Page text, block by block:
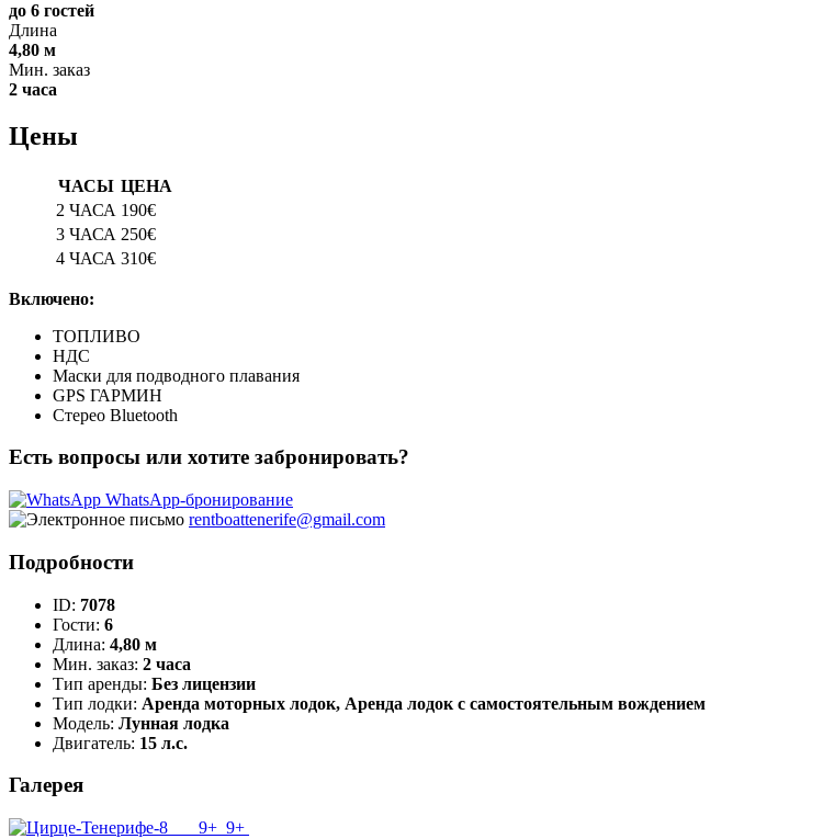
до 6 гостей
Длина
4,80 м
Мин. заказ
2 часа
Цены
ЧАСЫ ЦЕНА
2 ЧАСА 190€
3 ЧАСА 250€
4 ЧАСА 310€
Включено:
ТОПЛИВО
НДС
Маски для подводного плавания
GPS ГАРМИН
Стерео Bluetooth
Есть вопросы или хотите забронировать?
WhatsApp-бронирование
rentboattenerife@gmail.com
Подробности
ID: 7078
Гости: 6
Длина: 4,80 м
Мин. заказ: 2 часа
Тип аренды: Без лицензии
Тип лодки: Аренда моторных лодок, Аренда лодок с самостоятельным вождением
Модель: Лунная лодка
Двигатель: 15 л.с.
Галерея
9+ 9+